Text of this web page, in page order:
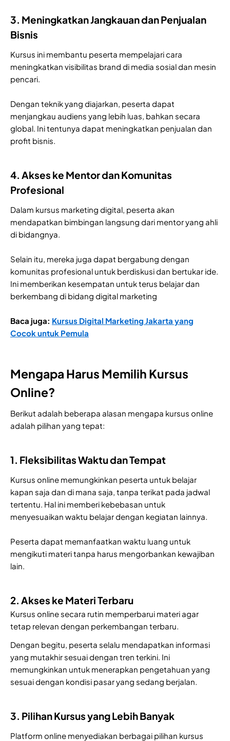
3. Meningkatkan Jangkauan dan Penjualan
Bisnis
Kursus ini membantu peserta mempelajari cara
meningkatkan visibilitas brand di media sosial dan mesin
pencari.
Dengan teknik yang diajarkan, peserta dapat
menjangkau audiens yang lebih luas, bahkan secara
global. Ini tentunya dapat meningkatkan penjualan dan
profit bisnis.
4. Akses ke Mentor dan Komunitas
Profesional
Dalam kursus marketing digital, peserta akan
mendapatkan bimbingan langsung dari mentor yang ahli
di bidangnya.
Selain itu, mereka juga dapat bergabung dengan
komunitas profesional untuk berdiskusi dan bertukar ide.
Ini memberikan kesempatan untuk terus belajar dan
berkembang di bidang digital marketing
Baca juga: Kursus Digital Marketing Jakarta yang
Cocok untuk Pemula
Mengapa Harus Memilih Kursus
Online?
Berikut adalah beberapa alasan mengapa kursus online
adalah pilihan yang tepat:
1. Fleksibilitas Waktu dan Tempat
Kursus online memungkinkan peserta untuk belajar
kapan saja dan di mana saja, tanpa terikat pada jadwal
tertentu. Hal ini memberi kebebasan untuk
menyesuaikan waktu belajar dengan kegiatan lainnya.
Peserta dapat memanfaatkan waktu luang untuk
mengikuti materi tanpa harus mengorbankan kewajiban
lain.
2. Akses ke Materi Terbaru
Kursus online secara rutin memperbarui materi agar
tetap relevan dengan perkembangan terbaru.
Dengan begitu, peserta selalu mendapatkan informasi
yang mutakhir sesuai dengan tren terkini. Ini
memungkinkan untuk menerapkan pengetahuan yang
sesuai dengan kondisi pasar yang sedang berjalan.
3. Pilihan Kursus yang Lebih Banyak
Platform online menyediakan berbagai pilihan kursus